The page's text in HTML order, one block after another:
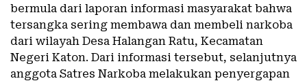
bermula dari laporan informasi masyarakat bahwa
tersangka sering membawa dan membeli narkoba
dari wilayah Desa Halangan Ratu, Kecamatan
Negeri Katon. Dari informasi tersebut, selanjutnya
anggota Satres Narkoba melakukan penyergapan